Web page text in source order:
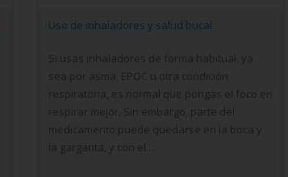
Uso de inhaladores y salud bucal
Si usas inhaladores de forma habitual, ya
sea por asma, EPOC u otra condición
respiratoria, es normal que pongas el foco en
respirar mejor. Sin embargo, parte del
medicamento puede quedarse en la boca y
la garganta, y con el…